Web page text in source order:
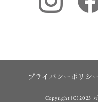
プライバシーポリシ
Copyright (C) 2023